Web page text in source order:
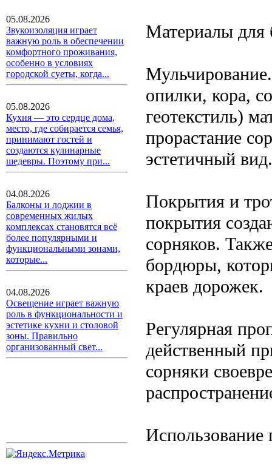
05.08.2026
Звукоизоляция играет
важную роль в обеспечении
комфортного проживания,
особенно в условиях
городской суеты, когда...
05.08.2026
Кухня — это сердце дома,
место, где собирается семья,
принимают гостей и
создаются кулинарные
шедевры. Поэтому при...
04.08.2026
Балконы и лоджии в
современных жилых
комплексах становятся всё
более популярными и
функциональными зонами,
которые...
04.08.2026
Освещение играет важную
роль в функциональности и
эстетике кухни и столовой
зоны. Правильно
организованный свет...
Материалы для
опилки, кора,
геотекстиль)
прорастание
эстетичный вид.
Покрытия и
покрытия
сорняков.
бордюры,
краев дорожек.
Регулярная
действенный
сорняки
Использование